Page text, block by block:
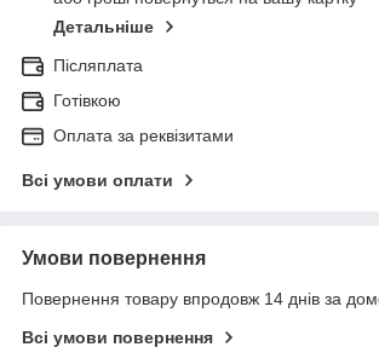
Детальніше
Післяплата
Готівкою
Оплата за реквізитами
Всі умови оплати
Умови повернення
Повернення товару впродовж 14 днів за
Всі умови повернення